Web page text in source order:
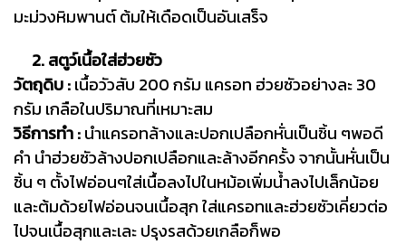
มะม่วงหิมพานต์ ต้มให้เดือดเป็นอันเสร็จ
2. สตูว์เนื้อใส่ฮ่วยซัว
วัตถุดิบ :เนื้อวัวสับ 200 กรัม แครอท ฮ่วยซัวอย่างละ 30
กรัม เกลือในปริมาณที่เหมาะสม
วิธีการทำ :นำแครอทล้างและปอกเปลือกหั่นเป็นชิ้น ๆพอดี
คำ นำฮ่วยซัวล้างปอกเปลือกและล้างอีกครั้ง จากนั้นหั่นเป็น
ชิ้น ๆ ตั้งไฟอ่อนๆใส่เนื้อลงไปในหม้อเพิ่มน้ำลงไปเล็กน้อย
และต้มด้วยไฟอ่อนจนเนื้อสุก ใส่แครอทและฮ่วยซัวเคี่ยวต่อ
ไปจนเนื้อสุกและเละ ปรุงรสด้วยเกลือก็พอ